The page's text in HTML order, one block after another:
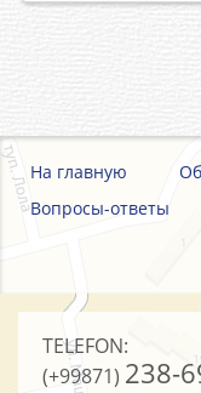
На главную
Вопросы-ответы
TELEFON:
(+99871) 238-